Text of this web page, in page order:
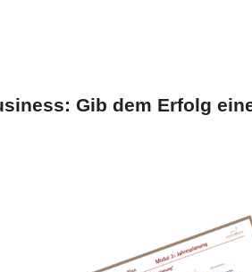
Gib dem Erfolg